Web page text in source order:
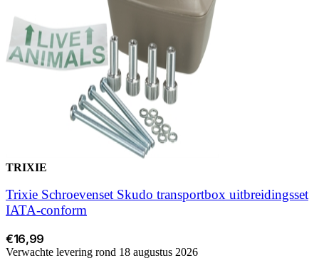
TRIXIE
Trixie Schroevenset Skudo transportbox uitbreidingsset
IATA-conform
€16,99
Verwachte levering rond 18 augustus 2026